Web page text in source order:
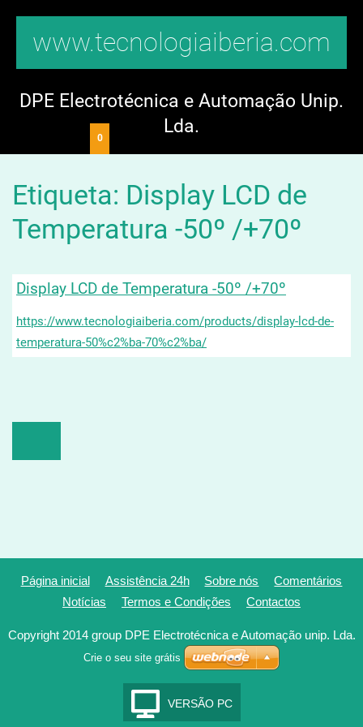
www.tecnologiaiberia.com
DPE Electrotécnica e Automação Unip.
Lda.
Etiqueta: Display LCD de
Temperatura -50º /+70º
Display LCD de Temperatura -50º /+70º
https://www.tecnologiaiberia.com/products/display-lcd-de-
temperatura-50%c2%ba-70%c2%ba/
Página inicial Assistência 24h Sobre nós
Comentários
Notícias
Termos e Condições Contactos
Copyright 2014 group DPE Electrotécnica e Automação unip. Lda.
Crie o seu site grátis
VERSÃO PC
0